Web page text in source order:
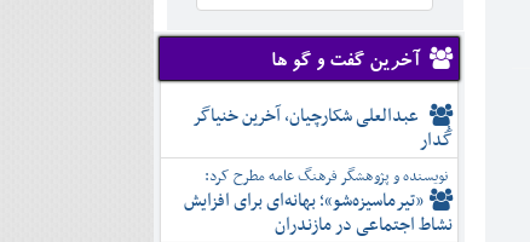
آخرین گفت و گو ها
عبدالعلی شکارچیان، آخرین خنیاگر
گُدار
نویسنده و پژوهشگر فرهنگ عامه مطرح کرد:
«تیرماسیزه‌شو»؛ بهانه‌ای برای افزایش
نشاط اجتماعی در مازندران